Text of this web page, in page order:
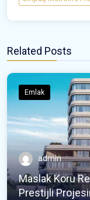
Related Posts
Emlak
admin
Maslak Koru
Prestijli